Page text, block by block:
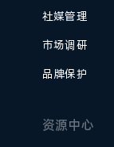
社媒管理
市场调研
品牌保护
资源中心